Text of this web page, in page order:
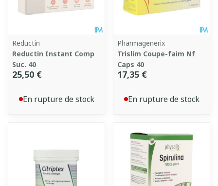
Reductin
Reductin Instant Comp
Suc. 40
25,50 €
En rupture de stock
Pharmagenerix
Trislim Coupe-faim Nf
Caps 40
17,35 €
En rupture de stock